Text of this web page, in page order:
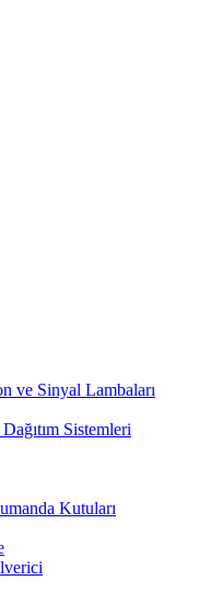
ve Sinyal Lambaları
Sistemleri
Kutuları